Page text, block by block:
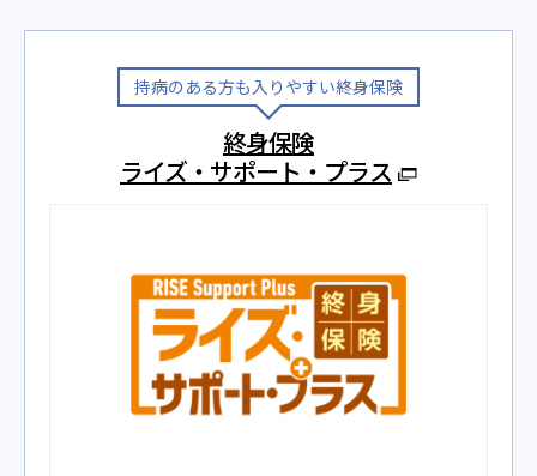
持病のある⽅も⼊りやすい終身保険
終身保険
ライズ・サポート・プラス